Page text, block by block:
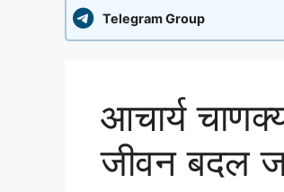
Telegram Group
आचार्य
जीवन बदल